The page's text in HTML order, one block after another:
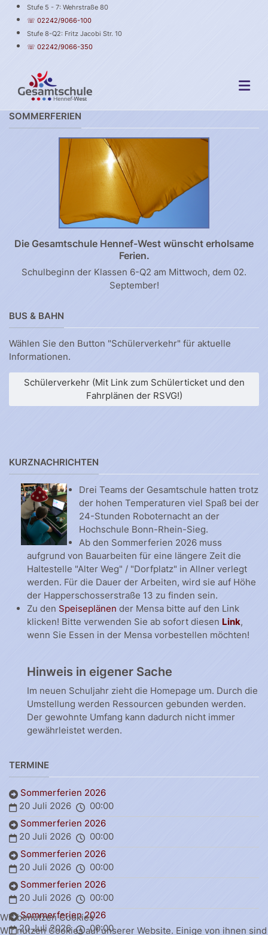
Stufe 5 - 7: Wehrstraße 80
☏ 02242/9066-100
Stufe 8-Q2: Fritz Jacobi Str. 10
☏ 02242/9066-350
SOMMERFERIEN
Die Gesamtschule Hennef-West wünscht erholsame
Ferien.
Schulbeginn der Klassen 6-Q2 am Mittwoch, dem 02.
September!
BUS & BAHN
Wählen Sie den Button "Schülerverkehr" für aktuelle
Informationen.
Schülerverkehr (Mit Link zum Schülerticket und den
Fahrplänen der RSVG!)
KURZNACHRICHTEN
Drei Teams der Gesamtschule hatten trotz
der hohen Temperaturen viel Spaß bei der
24-Stunden Roboternacht an der
Hochschule Bonn-Rhein-Sieg.
Ab den Sommerferien 2026 muss
aufgrund von Bauarbeiten für eine längere Zeit die
Haltestelle "Alter Weg" / "Dorfplatz" in Allner verlegt
werden. Für die Dauer der Arbeiten, wird sie auf Höhe
der Happerschosserstraße 13 zu finden sein.
Zu den Speiseplänen der Mensa bitte auf den Link
klicken! Bitte verwenden Sie ab sofort diesen Link,
wenn Sie Essen in der Mensa vorbestellen möchten!
Hinweis in eigener Sache
Im neuen Schuljahr zieht die Homepage um. Durch die
Umstellung werden Ressourcen gebunden werden.
Der gewohnte Umfang kann dadurch nicht immer
gewährleistet werden.
TERMINE
Sommerferien 2026
20 Juli 2026
00:00
Sommerferien 2026
20 Juli 2026
00:00
Sommerferien 2026
20 Juli 2026
00:00
Sommerferien 2026
20 Juli 2026
00:00
Sommerferien 2026
20 Juli 2026
00:00
Wir benutzen Cookies
Wir nutzen Cookies auf unserer Website. Einige von ihnen sind